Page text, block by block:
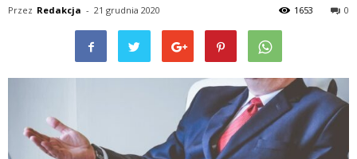
Przez Redakcja - 21 grudnia 2020 0
1653